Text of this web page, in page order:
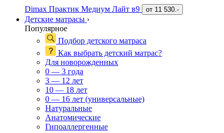
Dimax Практик Медиум Лайт в9 от 11 530.-
Детские матрасы ›
Популярное
Подбор детского матраса
Как выбрать детский матрас?
Для новорожденных
0 — 3 года
3 — 12 лет
10 — 18 лет
0 — 16 лет (универсальные)
Натуральные
Анатомические
Гипоаллергенные